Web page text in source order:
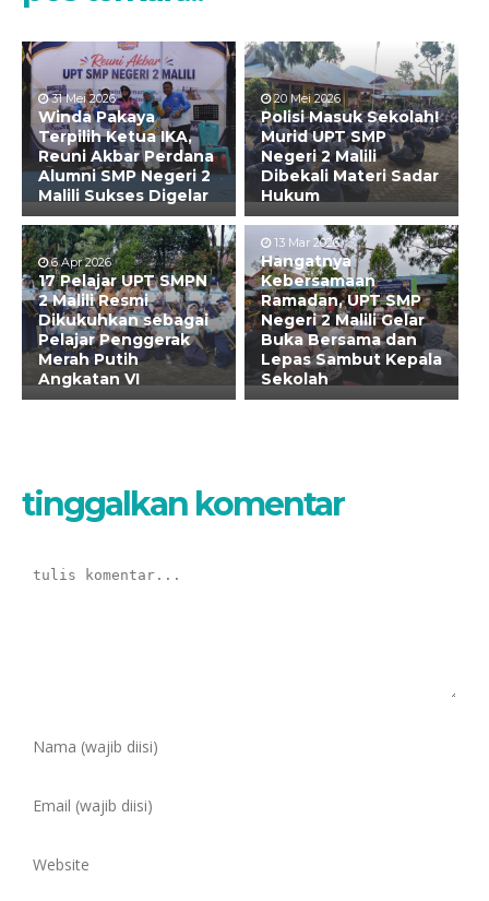
31 Mei 2026
Winda Pakaya
Terpilih Ketua IKA,
Reuni Akbar Perdana
Alumni SMP Negeri 2
Malili Sukses Digelar
20 Mei 2026
Polisi Masuk Sekolah!
Murid UPT SMP
Negeri 2 Malili
Dibekali Materi Sadar
Hukum
6 Apr 2026
17 Pelajar UPT SMPN
2 Malili Resmi
Dikukuhkan sebagai
Pelajar Penggerak
Merah Putih
Angkatan VI
13 Mar 2026
Hangatnya
Kebersamaan
Ramadan, UPT SMP
Negeri 2 Malili Gelar
Buka Bersama dan
Lepas Sambut Kepala
Sekolah
tinggalkan komentar